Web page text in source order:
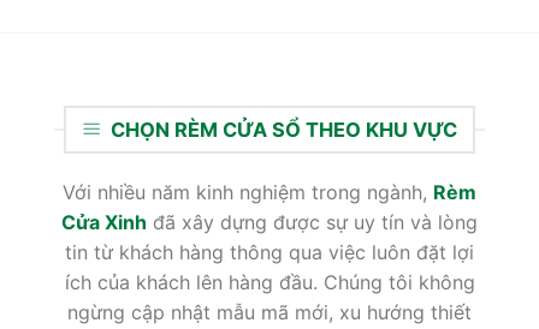
CHỌN RÈM CỬA SỔ THEO KHU VỰC
Với nhiều năm kinh nghiệm trong ngành, Rèm
Cửa Xinh đã xây dựng được sự uy tín và lòng
tin từ khách hàng thông qua việc luôn đặt lợi
ích của khách lên hàng đầu. Chúng tôi không
ngừng cập nhật mẫu mã mới, xu hướng thiết